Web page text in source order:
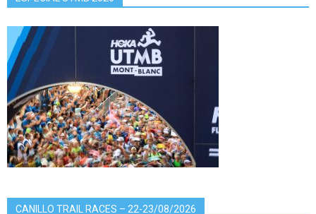
CANILLO TRAIL RACES – 22-23/08/2026